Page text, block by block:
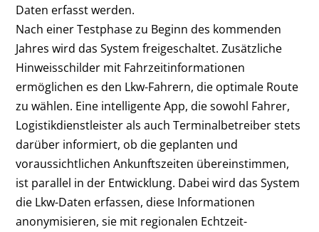
Daten erfasst werden.
Nach einer Testphase zu Beginn des kommenden
Jahres wird das System freigeschaltet. Zusätzliche
Hinweisschilder mit Fahrzeitinformationen
ermöglichen es den Lkw-Fahrern, die optimale Route
zu wählen. Eine intelligente App, die sowohl Fahrer,
Logistikdienstleister als auch Terminalbetreiber stets
darüber informiert, ob die geplanten und
voraussichtlichen Ankunftszeiten übereinstimmen,
ist parallel in der Entwicklung. Dabei wird das System
die Lkw-Daten erfassen, diese Informationen
anonymisieren, sie mit regionalen Echtzeit-